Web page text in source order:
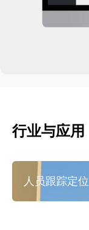
行业与应用
人员跟踪定位